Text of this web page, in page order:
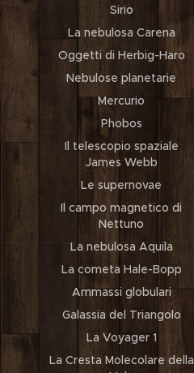
Sirio
La nebulosa Carena
Oggetti di Herbig-Haro
Nebulose planetarie
Mercurio
Phobos
Il telescopio spaziale
James Webb
Le supernovae
Il campo magnetico di
Nettuno
La nebulosa Aquila
La cometa Hale-Bopp
Ammassi globulari
Galassia del Triangolo
La Voyager 1
La Cresta Molecolare della